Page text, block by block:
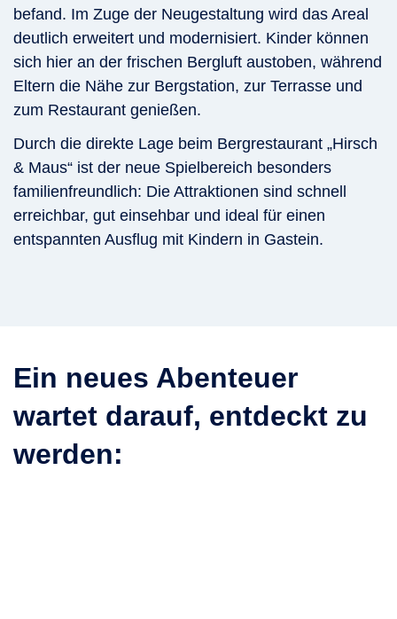
befand. Im Zuge der Neugestaltung wird das Areal
deutlich erweitert und modernisiert. Kinder können
sich hier an der frischen Bergluft austoben, während
Eltern die Nähe zur Bergstation, zur Terrasse und
zum Restaurant genießen.
Durch die direkte Lage beim Bergrestaurant „Hirsch
& Maus“ ist der neue Spielbereich besonders
familienfreundlich: Die Attraktionen sind schnell
erreichbar, gut einsehbar und ideal für einen
entspannten Ausflug mit Kindern in Gastein.
Ein neues Abenteuer
wartet darauf, entdeckt zu
werden: